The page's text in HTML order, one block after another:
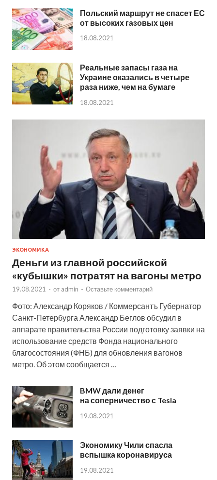
Польский маршрут не спасет ЕС
от высоких газовых цен
18.08.2021
Реальные запасы газа на
Украине оказались в четыре
раза ниже, чем на бумаге
18.08.2021
ЭКОНОМИКА
Деньги из главной российской
«кубышки» потратят на вагоны метро
19.08.2021 - от admin - Оставьте комментарий
Фото: Александр Коряков / Коммерсантъ Губернатор
Санкт-Петербурга Александр Беглов обсудил в
аппарате правительства России подготовку заявки на
использование средств Фонда национального
благосостояния (ФНБ) для обновления вагонов
метро. Об этом сообщается …
BMW дали денег
на соперничество с Tesla
19.08.2021
Экономику Чили спасла
вспышка коронавируса
19.08.2021